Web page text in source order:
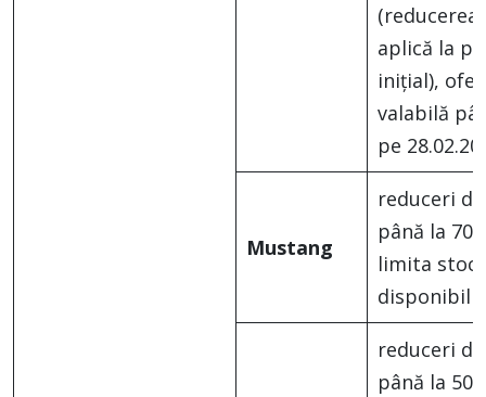
(reducerea
aplică la
inițial),
valabilă
pe
Mustang
reduceri de
până la
limita
disponibil
reduceri de
până la